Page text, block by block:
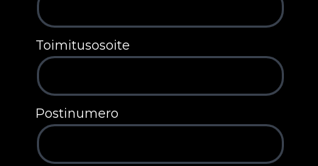
Toimitusosoite
Postinumero